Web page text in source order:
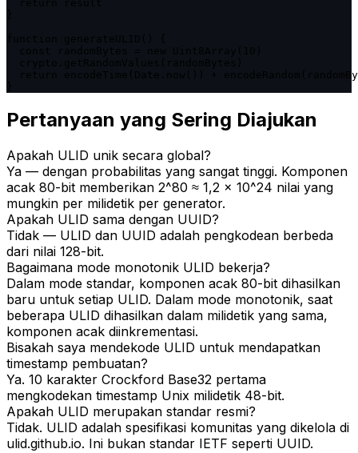
return encodeTime(Date.now()) +
Pertanyaan yang Sering Diajukan
Apakah ULID unik secara global?
Ya — dengan probabilitas yang sangat tinggi. Komponen
acak 80-bit memberikan 2^80 ≈ 1,2 × 10^24 nilai yang
mungkin per milidetik per generator.
Apakah ULID sama dengan UUID?
Tidak — ULID dan UUID adalah pengkodean berbeda
dari nilai 128-bit.
Bagaimana mode monotonik ULID bekerja?
Dalam mode standar, komponen acak 80-bit dihasilkan
baru untuk setiap ULID. Dalam mode monotonik, saat
beberapa ULID dihasilkan dalam milidetik yang sama,
komponen acak diinkrementasi.
Bisakah saya mendekode ULID untuk mendapatkan
timestamp pembuatan?
Ya. 10 karakter Crockford Base32 pertama
mengkodekan timestamp Unix milidetik 48-bit.
Apakah ULID merupakan standar resmi?
Tidak. ULID adalah spesifikasi komunitas yang dikelola di
ulid.github.io. Ini bukan standar IETF seperti UUID.